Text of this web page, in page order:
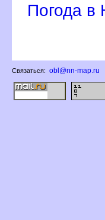
Погода в
Связаться: obl@nn-map.ru